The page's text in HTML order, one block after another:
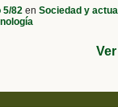
5/82 enSociedad y